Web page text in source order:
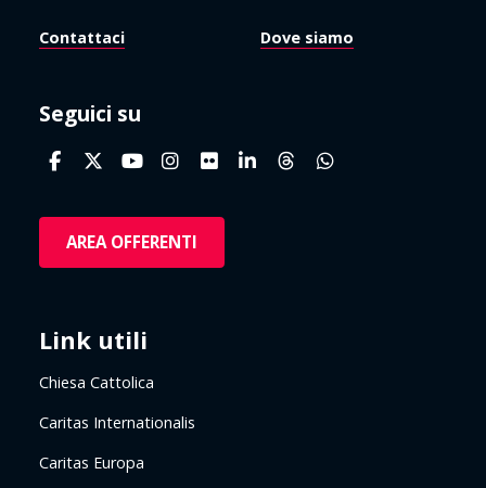
Contattaci Dove siamo
Seguici su
AREA OFFERENTI
Link utili
Chiesa Cattolica
Caritas Internationalis
Caritas Europa